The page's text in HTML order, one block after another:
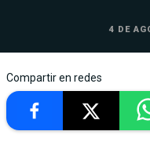
4 DE
Compartir en redes